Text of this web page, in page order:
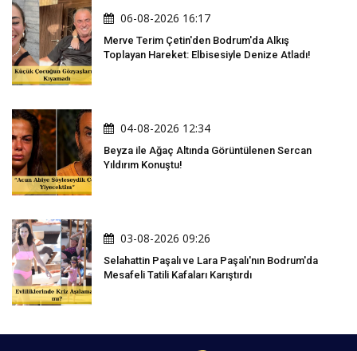
06-08-2026 16:17
Merve Terim Çetin'den Bodrum'da Alkış
Toplayan Hareket: Elbisesiyle Denize Atladı!
04-08-2026 12:34
Beyza ile Ağaç Altında Görüntülenen Sercan
Yıldırım Konuştu!
03-08-2026 09:26
Selahattin Paşalı ve Lara Paşalı'nın Bodrum'da
Mesafeli Tatili Kafaları Karıştırdı